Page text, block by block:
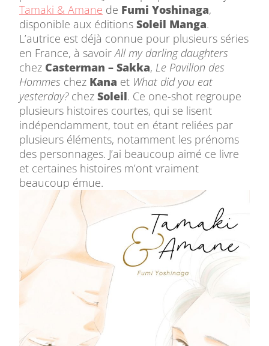
Tamaki & Amane de Fumi Yoshinaga,
disponible aux éditions Soleil Manga.
L’autrice est déjà connue pour plusieurs séries
en France, à savoirAll my darling daughters
chez Casterman – Sakka, Le Pavillon des
Hommes chez Kana et What did you eat
yesterday?chez Soleil. Ce one-shot regroupe
plusieurs histoires courtes, qui se lisent
indépendamment, tout en étant reliées par
plusieurs éléments, notamment les prénoms
des personnages. J’ai beaucoup aimé ce livre
et certaines histoires m’ont vraiment
beaucoup émue.